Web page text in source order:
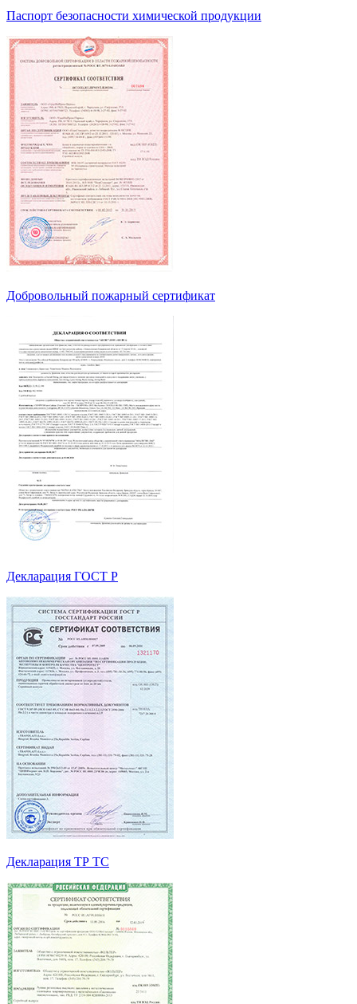
Паспорт безопасности химической продукции
Добровольный пожарный сертификат
Декларация ГОСТ Р
Декларация ТР ТС